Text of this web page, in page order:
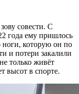
совести. С
года ему пришлось
которую он по
и потери закалили
только живёт
высот в спорте.